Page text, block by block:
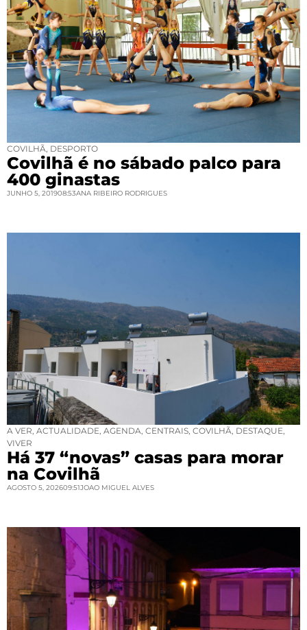
COVILHÃ DESPORTO
Covilhã é no sábado palco para
400 ginastas
JUNHO 5, 201908:53ANA RIBEIRO RODRIGUES
A VER ACTUALIDADE AGENDA CENTRAIS COVILHÃ DESTAQUE
VIVER
Há 37 “novas” casas para morar
na Covilhã
AGOSTO 5, 202609:51JOAO MIGUEL ALVES